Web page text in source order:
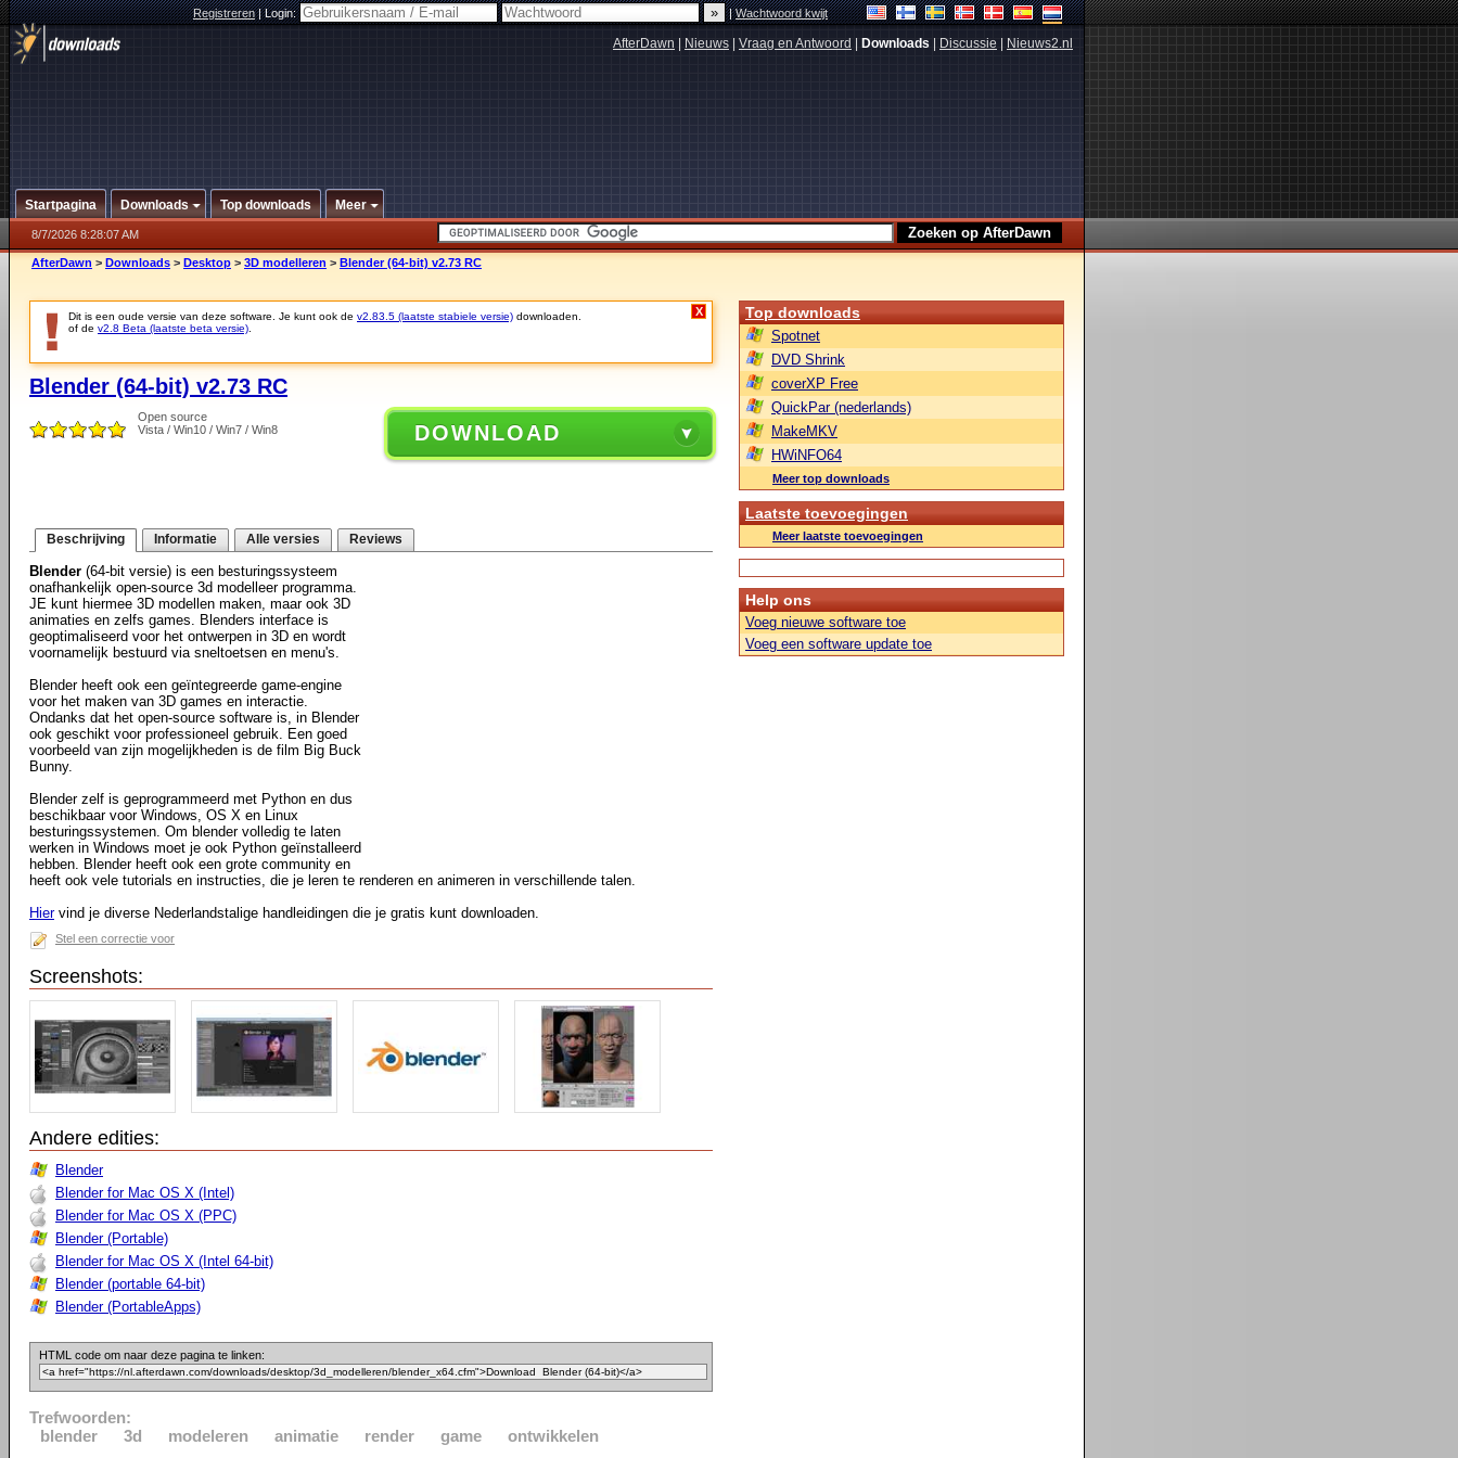
Registreren|Login: |Wachtwoord kwijt
AfterDawn Nieuws Vraag en Antwoord Downloads Discussie Nieuws2.nl
Startpagina Downloads Top downloads Meer
8/7/2026 8:28:07 AM
AfterDawn > Downloads > Desktop > 3D modelleren > Blender (64-bit) v2.73 RC
Dit is een oude versie van deze software. Je kunt ook de v2.83.5 (laatste stabiele versie) downloaden.
of de v2.8 Beta (laatste beta versie)
X
Blender (64-bit) v2.73 RC
Open source
Vista / Win10 / Win7 / Win8
DOWNLOAD
Beschrijving Informatie Alle versies Reviews
Blender (64-bit versie) is een besturingssysteem
onafhankelijk open-source 3d modelleer programma.
JE kunt hiermee 3D modellen maken, maar ook 3D
animaties en zelfs games. Blenders interface is
geoptimaliseerd voor het ontwerpen in 3D en wordt
voornamelijk bestuurd via sneltoetsen en menu's.
Blender heeft ook een geïntegreerde game-engine
voor het maken van 3D games en interactie.
Ondanks dat het open-source software is, in Blender
ook geschikt voor professioneel gebruik. Een goed
voorbeeld van zijn mogelijkheden is de film Big Buck
Bunny.
Blender zelf is geprogrammeerd met Python en dus
beschikbaar voor Windows, OS X en Linux
besturingssystemen. Om blender volledig te laten
werken in Windows moet je ook Python geïnstalleerd
hebben. Blender heeft ook een grote community en
heeft ook vele tutorials en instructies, die je leren te renderen en animeren in verschillende talen.
Hiervind je diverse Nederlandstalige handleidingen die je gratis kunt downloaden.
Stel een correctie voor
Screenshots:
Andere edities:
Blender
Blender for Mac OS X (Intel)
Blender for Mac OS X (PPC)
Blender (Portable)
Blender for Mac OS X (Intel 64-bit)
Blender (portable 64-bit)
Blender (PortableApps)
HTML code om naar deze pagina te linken:
Trefwoorden:
blender
3d modeleren animatie render game ontwikkelen
Top downloads
Spotnet
DVD Shrink
coverXP Free
QuickPar (nederlands)
MakeMKV
HWiNFO64
Meer top downloads
Laatste toevoegingen
Meer laatste toevoegingen
Help ons
Voeg nieuwe software toe
Voeg een software update toe